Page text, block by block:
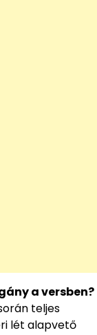
a versben?
teljes
lét alapvető